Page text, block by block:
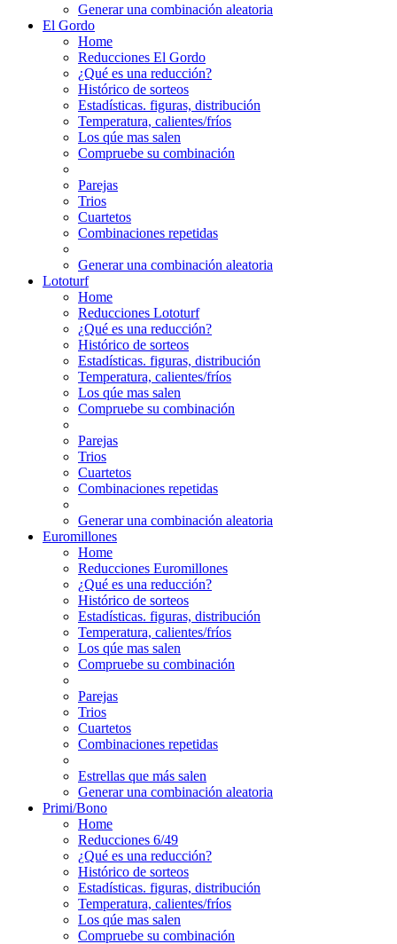
Generar una combinación aleatoria
El Gordo
Home
Reducciones El Gordo
¿Qué es una reducción?
Histórico de sorteos
Estadísticas. figuras, distribución
Temperatura, calientes/fríos
Los qúe mas salen
Compruebe su combinación
Parejas
Trios
Cuartetos
Combinaciones repetidas
Generar una combinación aleatoria
Lototurf
Home
Reducciones Lototurf
¿Qué es una reducción?
Histórico de sorteos
Estadísticas. figuras, distribución
Temperatura, calientes/fríos
Los qúe mas salen
Compruebe su combinación
Parejas
Trios
Cuartetos
Combinaciones repetidas
Generar una combinación aleatoria
Euromillones
Home
Reducciones Euromillones
¿Qué es una reducción?
Histórico de sorteos
Estadísticas. figuras, distribución
Temperatura, calientes/fríos
Los qúe mas salen
Compruebe su combinación
Parejas
Trios
Cuartetos
Combinaciones repetidas
Estrellas que más salen
Generar una combinación aleatoria
Primi/Bono
Home
Reducciones 6/49
¿Qué es una reducción?
Histórico de sorteos
Estadísticas. figuras, distribución
Temperatura, calientes/fríos
Los qúe mas salen
Compruebe su combinación